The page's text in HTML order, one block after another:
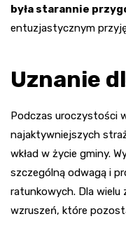
była starannie
entuzjastycznym
Uznanie
Podczas uroczystości
najaktywniejszych
wkład w życie gminy.
szczególną odwagą i
ratunkowych. Dla wielu
wzruszeń, które